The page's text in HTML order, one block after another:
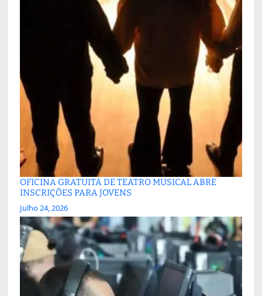
OFICINA GRATUITA DE TEATRO MUSICAL ABRE
INSCRIÇÕES PARA JOVENS
Julho 24, 2026